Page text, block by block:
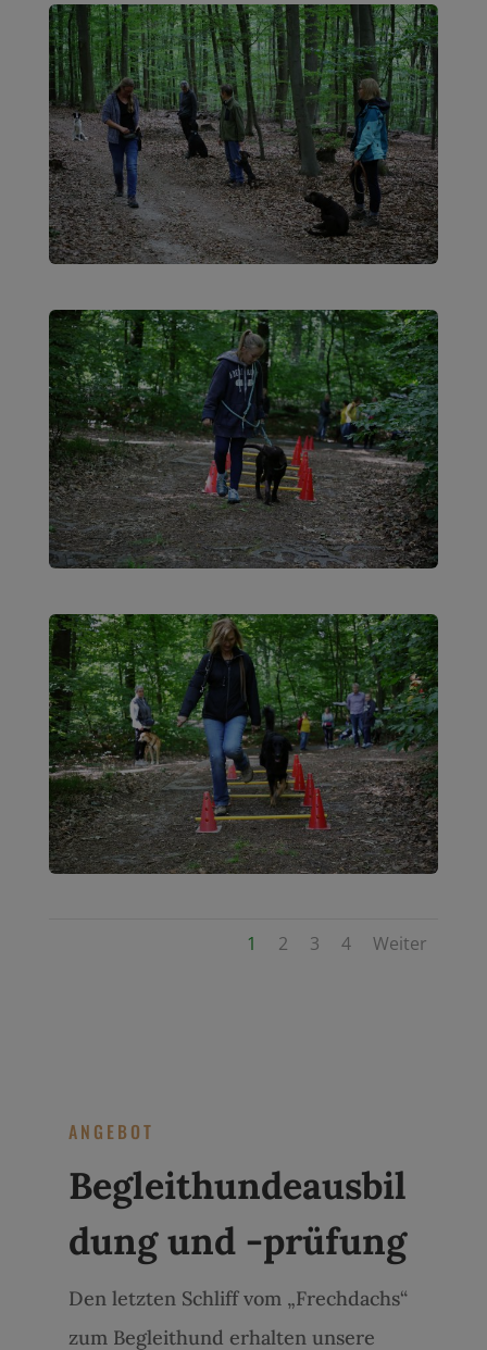
1 2 3 4 Weiter
ANGEBOT
Begleithundeausbil
dung und -prüfung
Den letzten Schliff vom „Frechdachs“
zum Begleithund erhalten unsere